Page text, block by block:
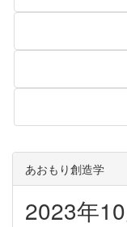
あおもり創造学
2023年